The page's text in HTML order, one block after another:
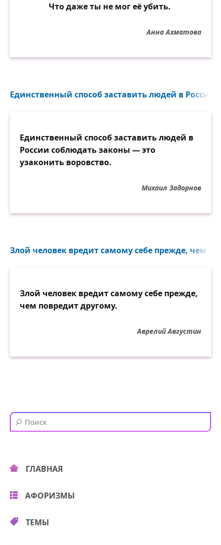
Что даже ты не мог её убить.
Анна Ахматова
Единственный способ заставить людей в России
Единственный способ заставить людей в
России соблюдать законы — это
узаконить воровство.
Михаил Задорнов
Злой человек вредит самому себе прежде, чем
Злой человек вредит самому себе прежде,
чем повредит другому.
Аврелий Августин
ГЛАВНАЯ
АФОРИЗМЫ
ТЕМЫ